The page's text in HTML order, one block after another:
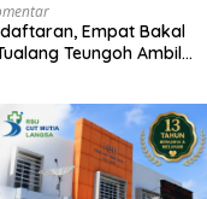
Empat Bakal
Teungoh Ambil